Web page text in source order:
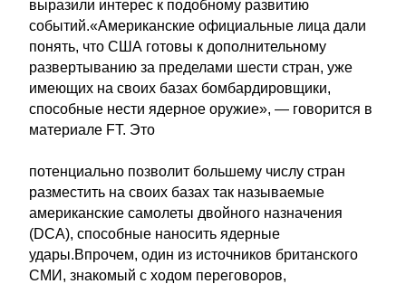
выразили интерес к подобному развитию
событий.«Американские официальные лица дали
понять, что США готовы к дополнительному
развертыванию за пределами шести стран, уже
имеющих на своих базах бомбардировщики,
способные нести ядерное оружие», — говорится в
материале FT. Это
потенциально позволит большему числу стран
разместить на своих базах так называемые
американские самолеты двойного назначения
(DCA), способные наносить ядерные
удары.Впрочем, один из источников британского
СМИ, знакомый с ходом переговоров,